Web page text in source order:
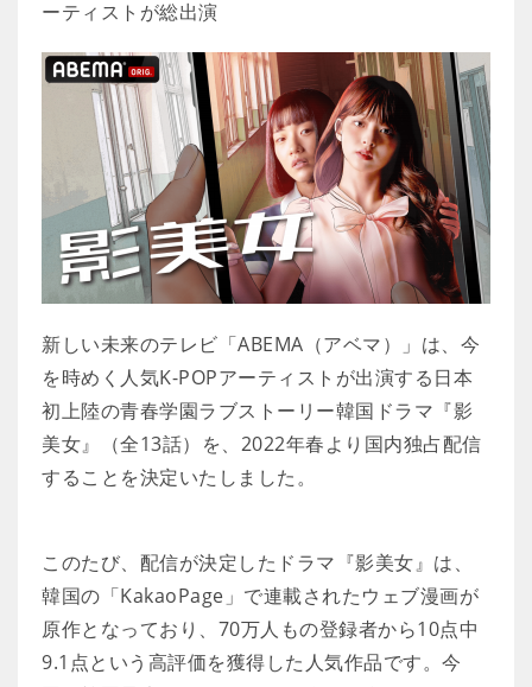
ーティストが総出演
新しい未来のテレビ「ABEMA（アベマ）」は、今
を時めく人気K-POPアーティストが出演する日本
初上陸の青春学園ラブストーリー韓国ドラマ『影
美女』（全13話）を、2022年春より国内独占配信
することを決定いたしました。
このたび、配信が決定したドラマ『影美女』は、
韓国の「KakaoPage」で連載されたウェブ漫画が
原作となっており、70万人もの登録者から10点中
9.1点という高評価を獲得した人気作品です。今